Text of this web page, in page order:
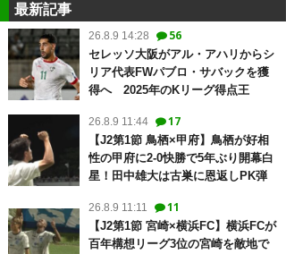
最新記事
26.8.9 14:28 56
セレッソ大阪がアル・アハリからシ
リア代表FWパブロ・サバックを獲
得へ 2025年のKリーグ得点王
26.8.9 11:44 17
【J2第1節 鳥栖×甲府】鳥栖が好相
性の甲府に2-0快勝で5年ぶり開幕白
星！田中雄大は古巣に恩返しPK弾
26.8.9 11:11 11
【J2第1節 宮崎×横浜FC】横浜FCが
百年構想リーグ3位の宮崎を敵地で